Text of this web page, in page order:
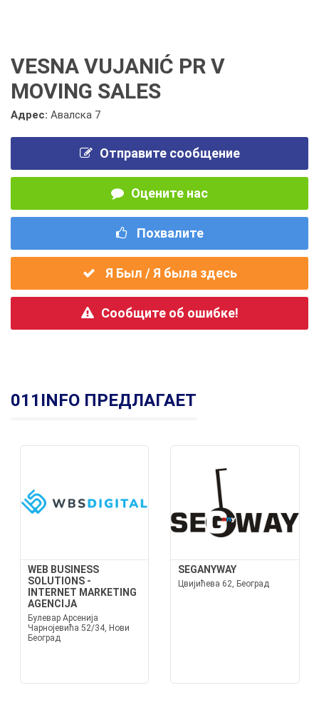
VESNA VUJANIĆ PR V
MOVING SALES
Адрес: Авалска 7
Отправите сообщение
Оцените нас
Похвалите
Я Был / Я была здесь
Сообщите об ошибке!
011INFO ПРЕДЛАГАЕТ
WEB BUSINESS
SOLUTIONS -
INTERNET MARKETING
AGENCIJA
Булевар Арсенија
Чарнојевића 52/34, Нови
Београд
SEGANYWAY
Цвијићева 62, Београд